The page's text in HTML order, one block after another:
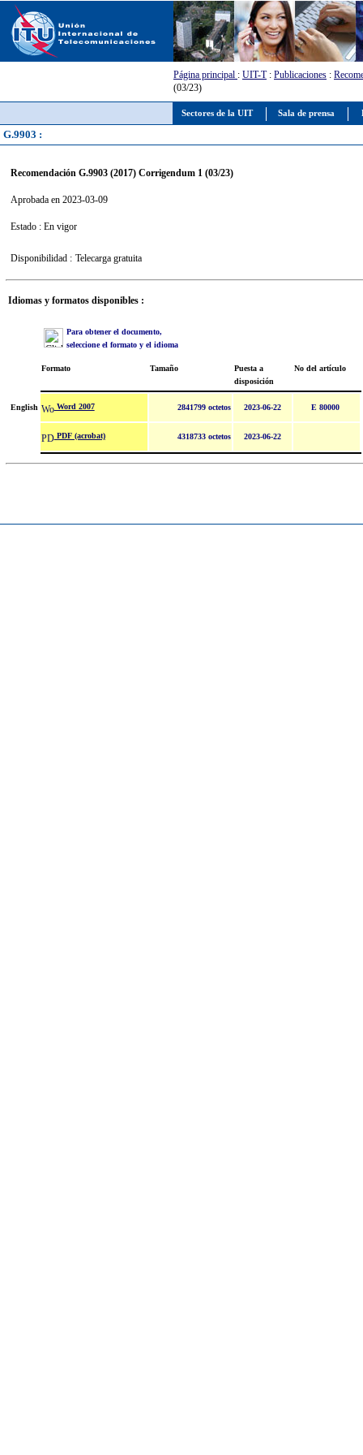
Sectores de la UIT Sala de prensa
Página principal : UIT-T: Publicaciones :
(03/23)
G.9903 :
Recomendación G.9903 (2017) Corrigendum 1 (03/23)
Aprobada en 2023-03-09
Estado : En vigor
Disponibilidad : Telecarga gratuita
Idiomas y formatos disponibles :
Para obtener el documento,
seleccione el formato y el idioma
Formato Tamaño
Puesta a
disposición
No del artículo
English Word 2007 2841799 octetos 2023-06-22 E 80000
PDF (acrobat) 4318733 octetos 2023-06-22